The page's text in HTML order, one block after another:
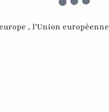
europe , l'Union européenne